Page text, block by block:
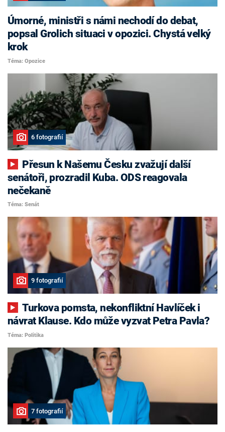
Úmorné, ministři s námi nechodí do debat,
popsal Grolich situaci v opozici. Chystá velký
krok
Téma: Opozice
6 fotografií
senátoři, prozradil Kuba. ODS reagovala
nečekaně
Téma: Senát
9 fotografií
Turkova pomsta, nekonfliktní Havlíček i
návrat Klause. Kdo může vyzvat Petra Pavla?
Téma: Politika
7 fotografií